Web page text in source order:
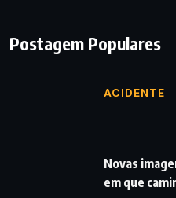
Postagem Populares
ACIDENTE
Novas
em que